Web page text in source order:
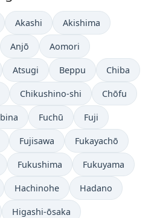
Akashi Akishima
Anjō Aomori
Atsugi Beppu Chiba
Chikushino-shi Chōfu
Fuchū Fuji
Fujisawa Fukayachō
Fukushima Fukuyama
Hachinohe Hadano
Higashi-ōsaka